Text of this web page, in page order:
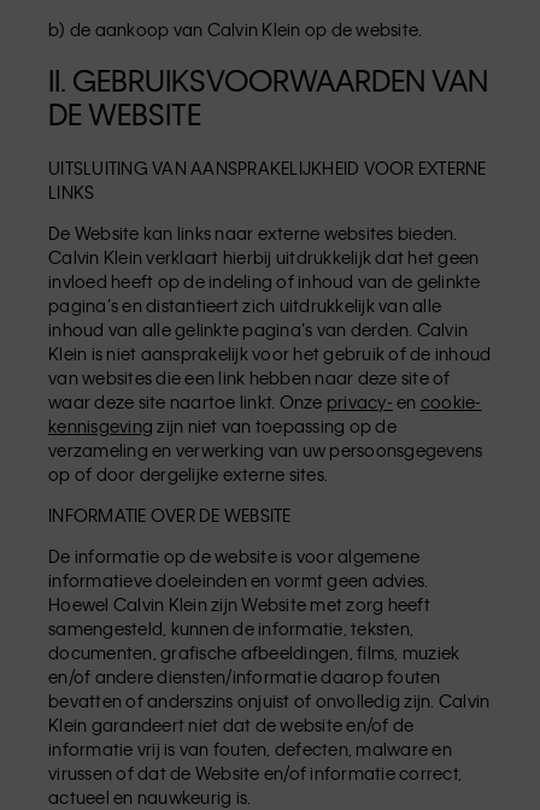
b) de aankoop van Calvin Klein op de website.
II. GEBRUIKSVOORWAARDEN VAN
DE WEBSITE
UITSLUITING VAN AANSPRAKELIJKHEID VOOR EXTERNE
LINKS
De Website kan links naar externe websites bieden.
Calvin Klein verklaart hierbij uitdrukkelijk dat het geen
invloed heeft op de indeling of inhoud van de gelinkte
pagina’s en distantieert zich uitdrukkelijk van alle
inhoud van alle gelinkte pagina’s van derden. Calvin
Klein is niet aansprakelijk voor het gebruik of de inhoud
van websites die een link hebben naar deze site of
waar deze site naartoe linkt. Onze privacy- en cookie-
kennisgeving zijn niet van toepassing op de
verzameling en verwerking van uw persoonsgegevens
op of door dergelijke externe sites.
INFORMATIE OVER DE WEBSITE
De informatie op de website is voor algemene
informatieve doeleinden en vormt geen advies.
Hoewel Calvin Klein zijn Website met zorg heeft
samengesteld, kunnen de informatie, teksten,
documenten, grafische afbeeldingen, films, muziek
en/of andere diensten/informatie daarop fouten
bevatten of anderszins onjuist of onvolledig zijn. Calvin
Klein garandeert niet dat de website en/of de
informatie vrij is van fouten, defecten, malware en
virussen of dat de Website en/of informatie correct,
actueel en nauwkeurig is.